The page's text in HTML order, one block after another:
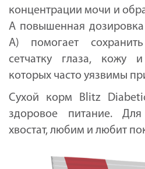
концентрации мочи и
А повышенная
A) помогает
сетчатку глаза, кожу
которых часто уязвимы
Сухой корм Blitz
здоровое питание.
хвостат, любим и любит